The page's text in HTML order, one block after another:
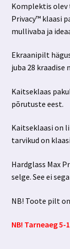
Komplektis olev
Privacy™ klaasi
mullivaba ja
Ekraanipilt
juba 28 kraadise
Kaitseklaas
põrutuste eest.
Kaitseklaasi on
tarvikud on
Hardglass Max
selge. See ei
NB! Toote pilt
NB! Tarneaeg